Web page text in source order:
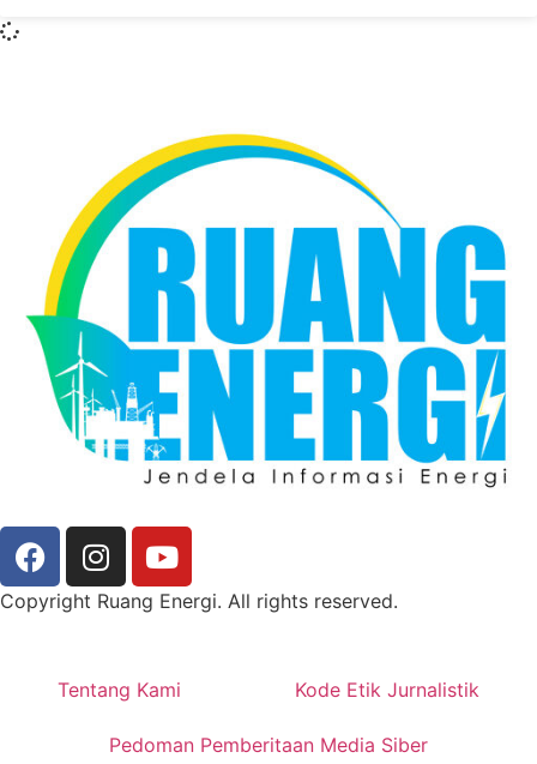
Copyright Ruang Energi. All rights reserved.
Tentang Kami Kode Etik Jurnalistik
Pedoman Pemberitaan Media Siber